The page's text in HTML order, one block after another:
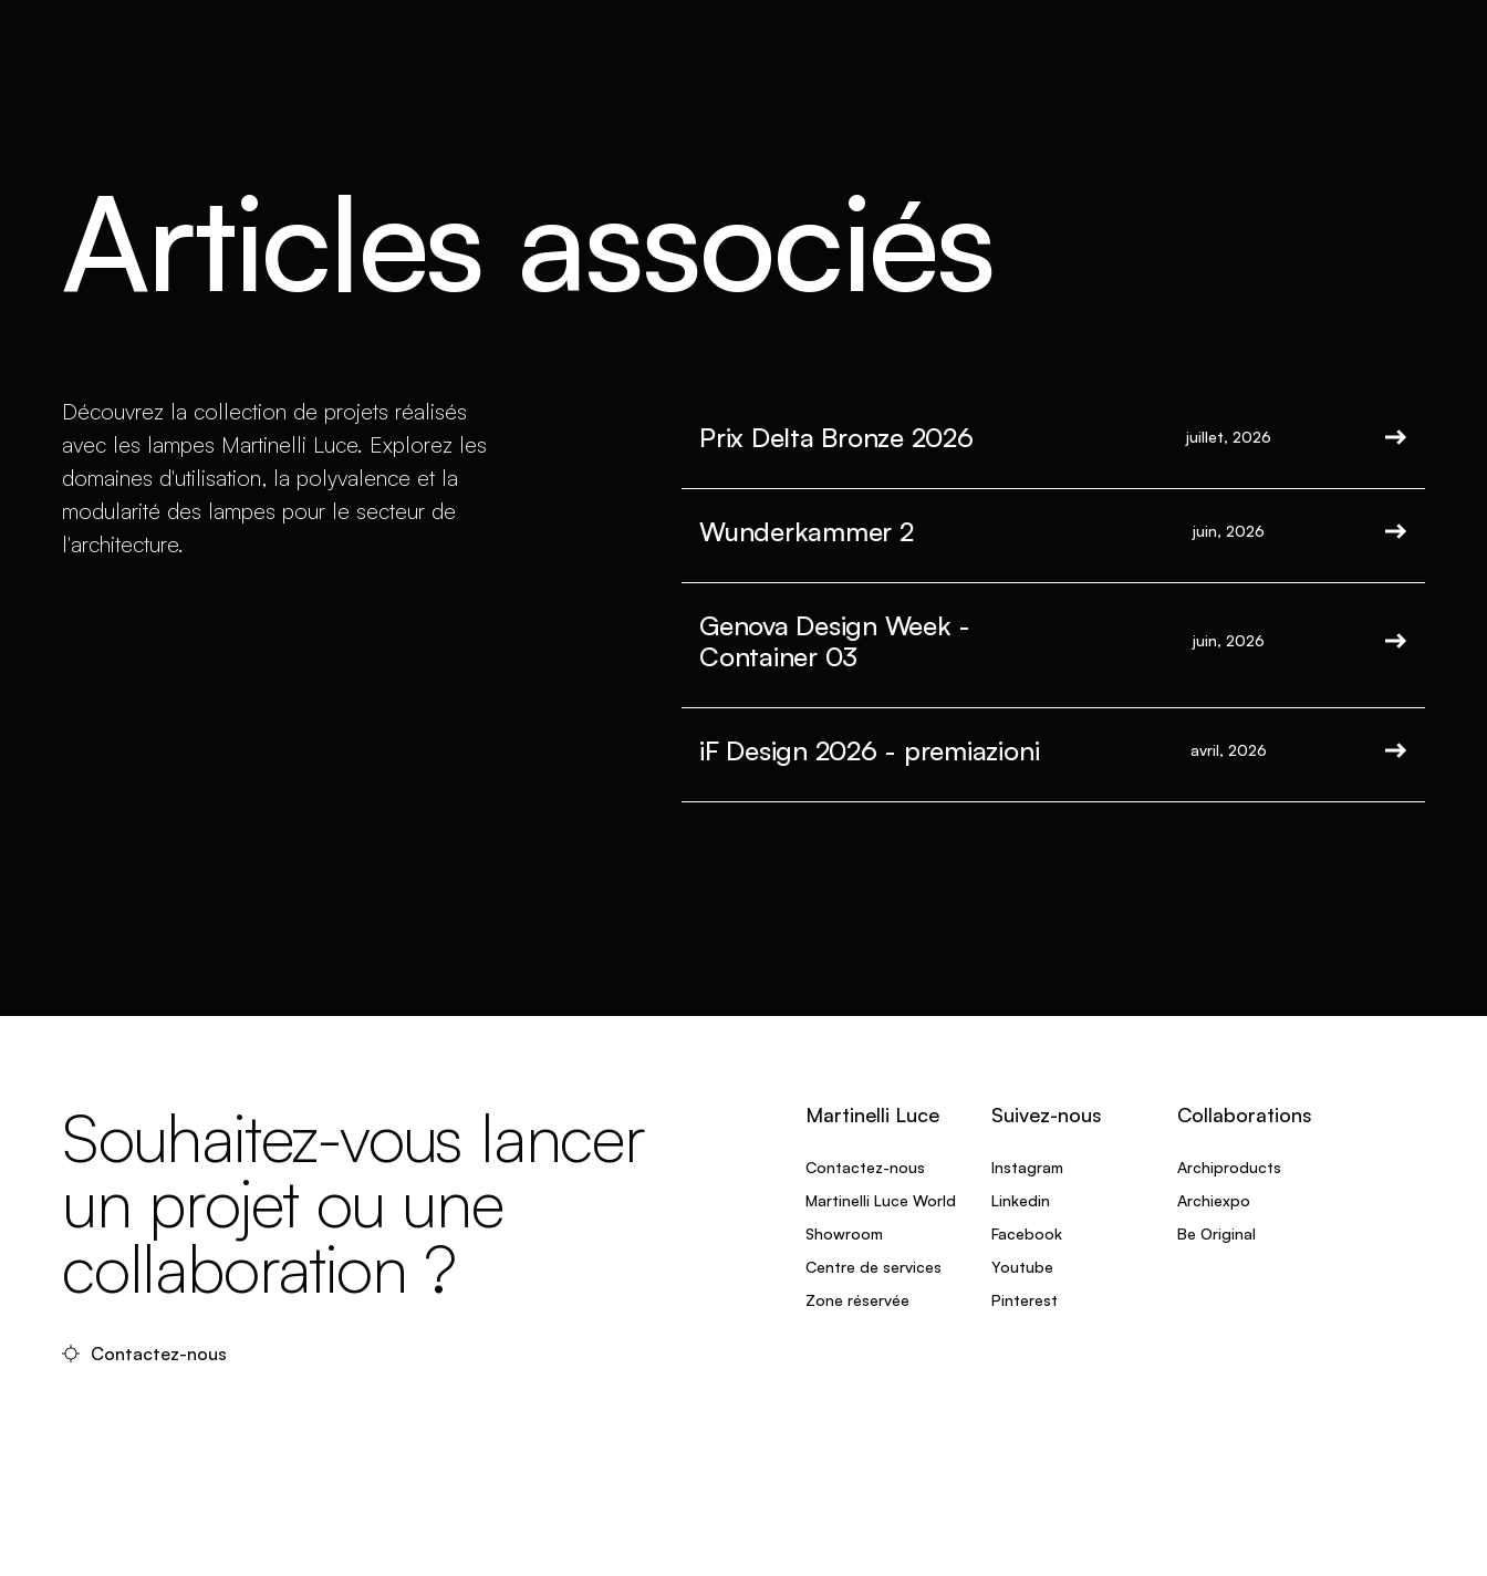
Articles associés
Découvrez la collection de projets réalisés
avec les lampes Martinelli Luce. Explorez les
domaines d'utilisation, la polyvalence et la
modularité des lampes pour le secteur de
l'architecture.
Prix Delta Bronze 2026 juillet, 2026
Wunderkammer 2 juin, 2026
Genova Design Week -
Container 03
juin, 2026
iF Design 2026 - premiazioni avril, 2026
Souhaitez-vous lancer
un projet ou une
collaboration ?
Contactez-nous
Martinelli Luce
Contactez-nous
Martinelli Luce World
Showroom
Centre de services
Zone réservée
Suivez-nous
Instagram
Linkedin
Facebook
Youtube
Pinterest
Collaborations
Archiproducts
Archiexpo
Be Original